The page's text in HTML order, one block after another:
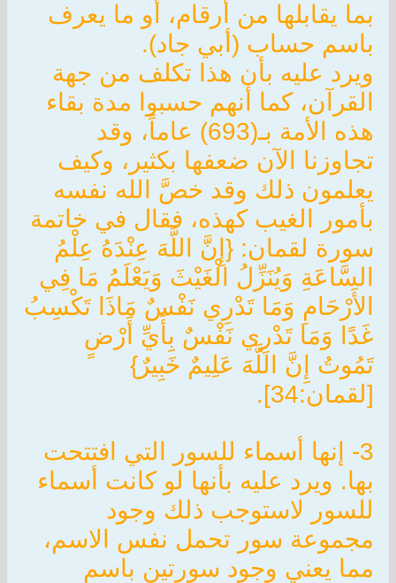
بما يقابلها من أرقام، أو ما يعرف
باسم حساب (أبي جاد).
ويرد عليه بأن هذا تكلف من جهة
القرآن، كما أنهم حسبوا مدة بقاء
هذه الأمة بـ(693) عاماً، وقد
تجاوزنا الآن ضعفها بكثير، وكيف
يعلمون ذلك وقد خصَّ الله نفسه
بأمور الغيب كهذه، فقال في خاتمة
سورة لقمان: {إِنَّ اللَّهَ عِنْدَهُ عِلْمُ
السَّاعَةِ وَيُنَزِّلُ الْغَيْثَ وَيَعْلَمُ مَا فِي
الأَرْحَامِ وَمَا تَدْرِي نَفْسٌ مَاذَا تَكْسِبُ
غَدًا وَمَا تَدْرِي نَفْسٌ بِأَيِّ أَرْضٍ
تَمُوتُ إِنَّ اللَّهَ عَلِيمٌ خَبِيرٌ}
[لقمان:34].
3- إنها أسماء للسور التي افتتحت
بها. ويرد عليه بأنها لو كانت أسماء
للسور لاستوجب ذلك وجود
مجموعة سور تحمل نفس الاسم،
مما يعني وجود سورتين باسم